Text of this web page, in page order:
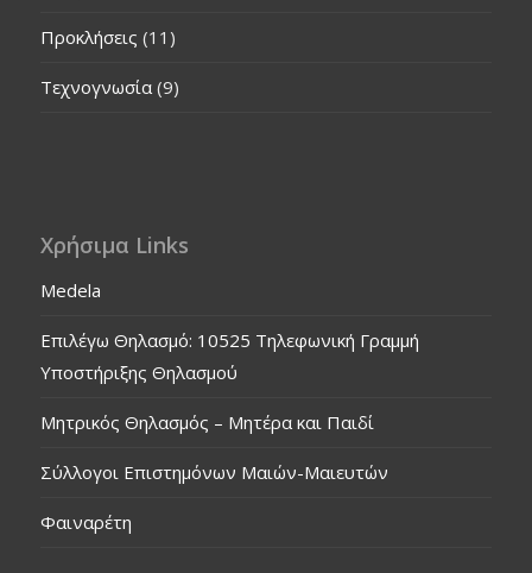
Προκλήσεις (11)
Τεχνογνωσία(9)
Χρήσιμα Links
Medela
Επιλέγω Θηλασμό: 10525 Τηλεφωνική Γραμμή
Υποστήριξης Θηλασμού
Μητρικός Θηλασμός – Μητέρα και Παιδί
Σύλλογοι Επιστημόνων Μαιών-Μαιευτών
Φαιναρέτη